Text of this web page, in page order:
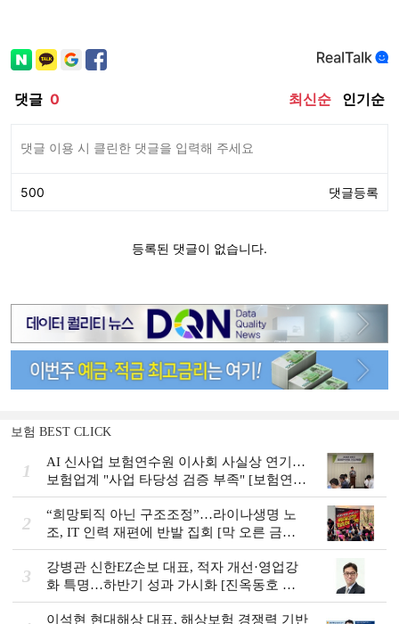
보험 BEST CLICK
1
AI 신사업 보험연수원 이사회 사실상 연기…
보험업계 "사업 타당성 검증 부족" [보험연수
원 AI사업 논란]
2
“희망퇴직 아닌 구조조정”…라이나생명 노
조, IT 인력 재편에 반발 집회 [막 오른 금융
권 하투(夏鬪)]
3
강병관 신한EZ손보 대표, 적자 개선·영업강
화 특명…하반기 성과 가시화 [진옥동호 신
한금융, 부스트업 점검]
이석현 현대해상 대표, 해상보험 경쟁력 기반